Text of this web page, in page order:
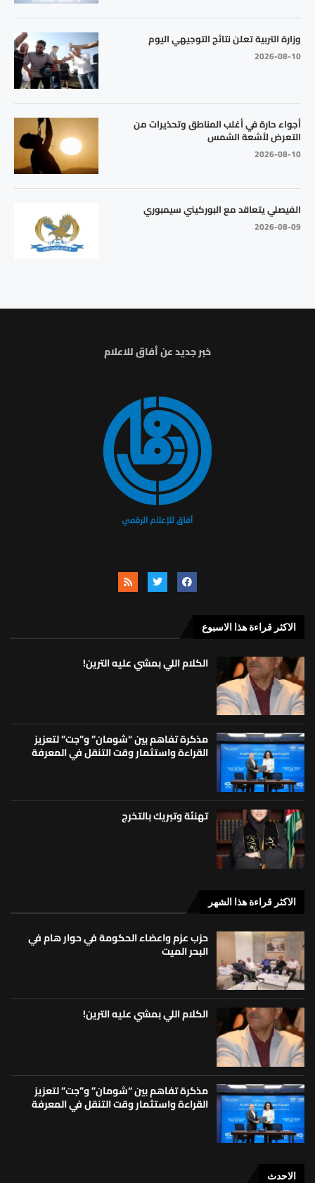
وزارة التربية تعلن نتائج التوجيهي اليوم
2026-08-10
أجواء حارة في أغلب المناطق وتحذيرات من
التعرض لأشعة الشمس
2026-08-10
الفيصلي يتعاقد مع البوركيني سيمبوري
2026-08-09
خبر جديد عن أفاق للاعلام
الاكثر قراءة هذا الاسبوع
الكلام اللي بمشي عليه الترين!
مذكرة تفاهم بين “شومان” و”جت” لتعزيز
القراءة واستثمار وقت التنقل في المعرفة
تهنئة وتبريك بالتخرج
الاكثر قراءة هذا الشهر
حزب عزم واعضاء الحكومة في حوار هام في
البحر الميت
الكلام اللي بمشي عليه الترين!
مذكرة تفاهم بين “شومان” و”جت” لتعزيز
القراءة واستثمار وقت التنقل في المعرفة
الاحدث